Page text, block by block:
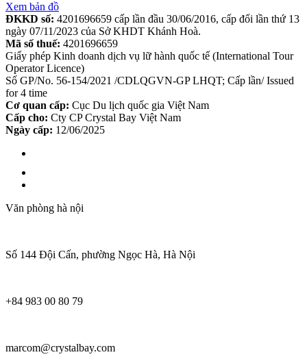
Xem bản đồ
ĐKKD số: 4201696659 cấp lần đầu 30/06/2016, cấp đổi lần thứ 13
ngày 07/11/2023 của Sở KHDT Khánh Hoà.
Mã số thuế: 4201696659
Giấy phép Kinh doanh dịch vụ lữ hành quốc tế (International Tour
Operator Licence)
Số GP/No. 56-154/2021 /CDLQGVN-GP LHQT; Cấp lần/ Issued
for 4 time
Cơ quan cấp: Cục Du lịch quốc gia Việt Nam
Cấp cho: Cty CP Crystal Bay Việt Nam
Ngày cấp: 12/06/2025
Văn phòng hà nội
Số 144 Đội Cấn, phường Ngọc Hà, Hà Nội
+84 983 00 80 79
marcom@crystalbay.com